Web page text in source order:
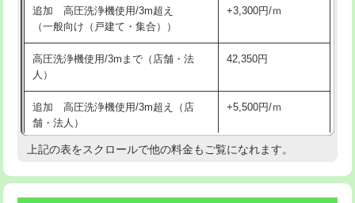
マス交換（深さ50㎝以上） 66,000円
コンクリート斫り（厚さ10㎝まで） 27,500円
コンクリート斫り（厚さ10㎝超え）
モルタル補修（厚さ10㎝まで）
モルタル補修（厚さ10㎝超え） 38,500円
洗面台設置 38,500円
持込商品取付（混合水栓） 16,500円
給水管工事※（ホール加工)
給水管工事※（バンド止め) 3,300円
給水管工事※（支持金具設置) 5,500円
給水管工事※（保温材使用（バンド止
め込み）)
5,500円
追加 高圧洗浄機使用/3m超え
（一般向け（戸建て・集合））
+3,300円/ｍ
高圧洗浄機使用/3mまで（店舗・法
人）
42,350円
追加 高圧洗浄機使用/3m超え（店
舗・法人）
+5,500円/ｍ
高度高圧洗浄換 現地調査
上記の表をスクロールで他の料金もご覧になれます。